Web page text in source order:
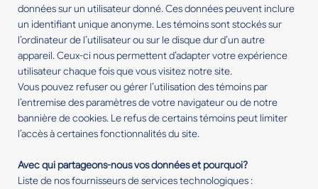
données sur un utilisateur donné. Ces données peuvent inclure
un identifiant unique anonyme. Les témoins sont stockés sur
l’ordinateur de l’utilisateur ou sur le disque dur d’un autre
appareil. Ceux-ci nous permettent d’adapter votre expérience
utilisateur chaque fois que vous visitez notre site.
Vous pouvez refuser ou gérer l’utilisation des témoins par
l’entremise des paramètres de votre navigateur ou de notre
bannière de cookies. Le refus de certains témoins peut limiter
l’accès à certaines fonctionnalités du site.
Avec qui partageons-nous vos données et pourquoi?
Liste de nos fournisseurs de services technologiques :